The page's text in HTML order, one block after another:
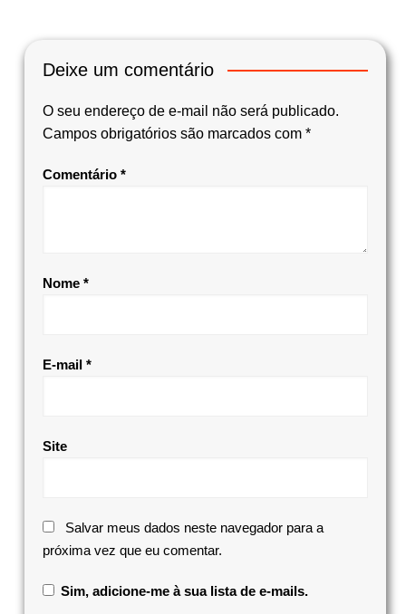
Deixe um comentário
O seu endereço de e-mail não será publicado.
Campos obrigatórios são marcados com *
Comentário *
Nome *
E-mail *
Site
Salvar meus dados neste navegador para a
próxima vez que eu comentar.
Sim, adicione-me à sua lista de e-mails.